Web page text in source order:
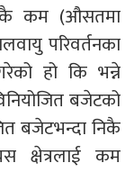
कम (औसतमा
परिवर्तनका
हो कि भन्ने
बजेटको
बजेटभन्दा निकै
क्षेत्रलाई कम